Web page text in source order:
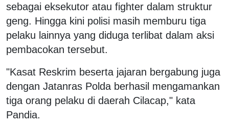
sebagai eksekutor atau fighter dalam struktur
geng. Hingga kini polisi masih memburu tiga
pelaku lainnya yang diduga terlibat dalam aksi
pembacokan tersebut.
"Kasat Reskrim beserta jajaran bergabung juga
dengan Jatanras Polda berhasil mengamankan
tiga orang pelaku di daerah Cilacap," kata
Pandia.